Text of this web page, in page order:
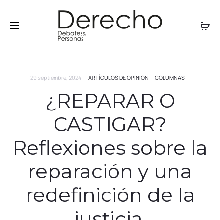
29 septiembre, 2024 ARTÍCULOS DE OPINIÓN COLUMNAS
¿REPARAR O
CASTIGAR?
Reflexiones sobre la
reparación y una
redefinición de la